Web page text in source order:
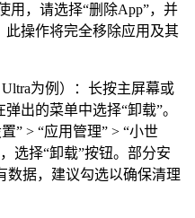
用，请选择“删除App”，并
此操作将完全移除应用及其
为例）：长按主屏幕或
出的菜单中选择“卸载”。
” > “应用管理” > “小世
选择“卸载”按钮。部分安
数据，建议勾选以确保清理